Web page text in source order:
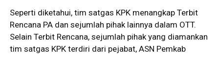
Seperti diketahui, tim satgas KPK menangkap Terbit
Rencana PA dan sejumlah pihak lainnya dalam OTT.
Selain Terbit Rencana, sejumlah pihak yang diamankan
tim satgas KPK terdiri dari pejabat, ASN Pemkab